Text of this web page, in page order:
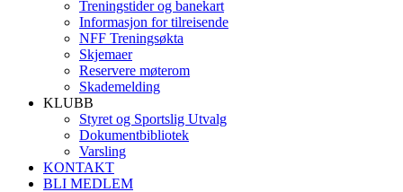
Treningstider og banekart
Informasjon for tilreisende
NFF Treningsøkta
Skjemaer
Reservere møterom
Skademelding
KLUBB
Styret og Sportslig Utvalg
Dokumentbibliotek
Varsling
KONTAKT
BLI MEDLEM